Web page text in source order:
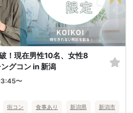
！現在男性10名、女性8
グコン in 新潟
〜
街コン 食事あり 新潟県 新潟市